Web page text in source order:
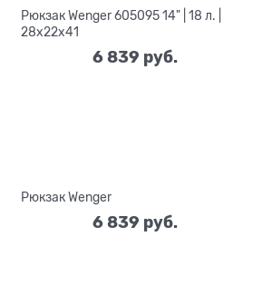
Рюкзак Wenger 605095 14" | 18 л. |
28x22x41
6 839 руб.
Рюкзак Wenger
6 839 руб.